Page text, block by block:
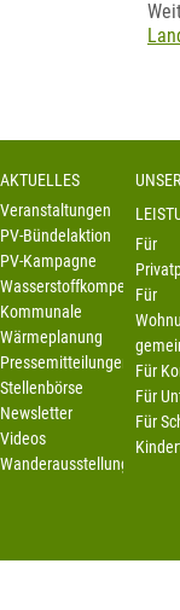
AKTUELLES
Veranstaltungen
PV-Bündelaktion
PV-Kampagne
Wasserstoffkompetenzstelle
Kommunale
Wärmeplanung
Pressemitteilungen
Stellenbörse
Newsletter
Videos
Wanderausstellung
Für
Für
Für
Für
Für